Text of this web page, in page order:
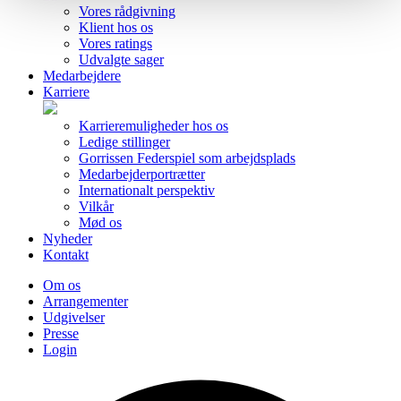
Vores rådgivning
Klient hos os
Vores ratings
Udvalgte sager
Medarbejdere
Karriere
Karrieremuligheder hos os
Ledige stillinger
Gorrissen Federspiel som arbejdsplads
Medarbejderportrætter
Internationalt perspektiv
Vilkår
Mød os
Nyheder
Kontakt
Om os
Arrangementer
Udgivelser
Presse
Login